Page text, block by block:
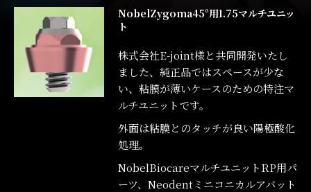
NobelZygoma45°用1.75マルチユニッ
ト
株式会社E-joint様と共同開発いたし
ました、純正品ではスペースが少な
い、粘膜が薄いケースのための特注マ
ルチユニットです。
外面は粘膜とのタッチが良い陽極酸化
処理。
NobelBiocareマルチユニットRP用パ
ーツ、Neodentミニコニカルアバット